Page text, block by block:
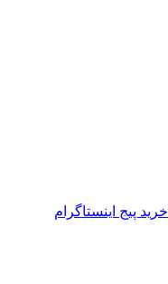
خرید پیج اینستاگرام